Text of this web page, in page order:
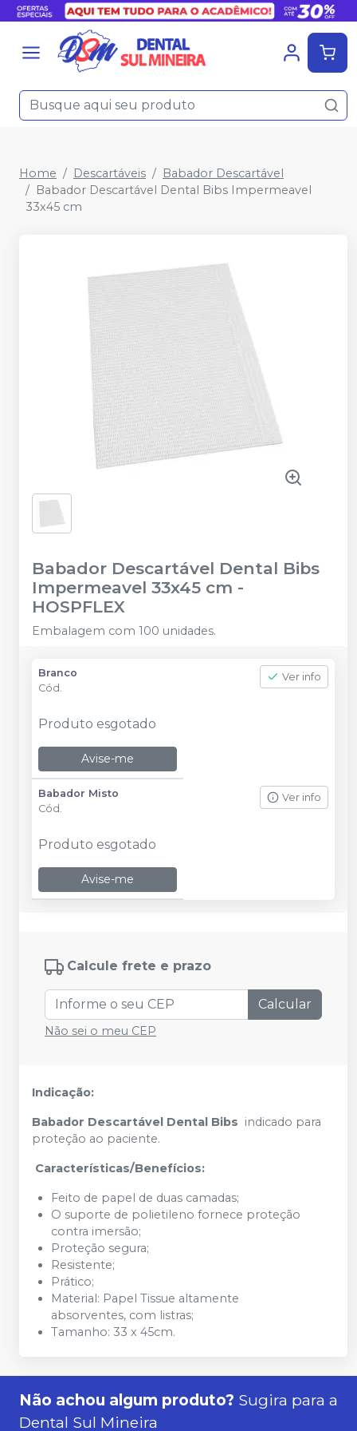
Home Descartáveis
Babador Descartável
Babador Descartável Dental Bibs Impermeavel
33x45 cm
Babador Descartável Dental Bibs
Impermeavel 33x45 cm -
HOSPFLEX
Embalagem com 100 unidades.
Branco
Cód.
Ver info
Produto esgotado
Avise-me
Babador Misto
Cód.
Ver info
Produto esgotado
Avise-me
Calcule frete e prazo
Calcular
Não sei o meu CEP
Indicação:
Babador Descartável Dental Bibs indicado para
proteção ao paciente.
Características/Benefícios:
Feito de papel de duas camadas;
O suporte de polietileno fornece proteção
contra imersão;
Proteção segura;
Resistente;
Prático;
Material: Papel Tissue altamente
absorventes, com listras;
Tamanho: 33 x 45cm.
Não achou algum produto? Sugira para a
Dental Sul Mineira